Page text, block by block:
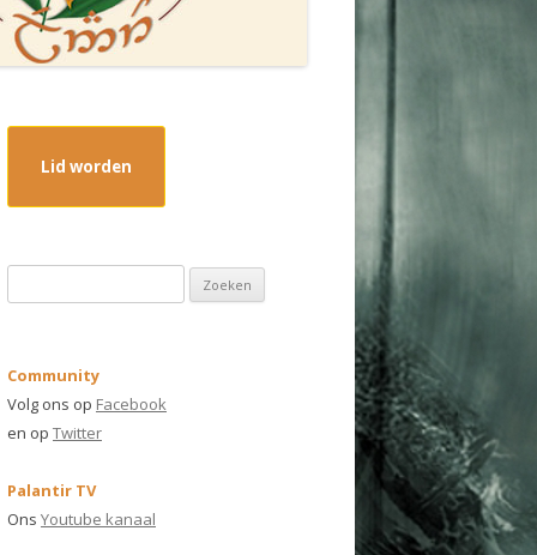
Lid worden
o
k
e
a
a
Community
Volg ons op Facebook
en op Twitter
Palantir TV
Ons Youtube kanaal